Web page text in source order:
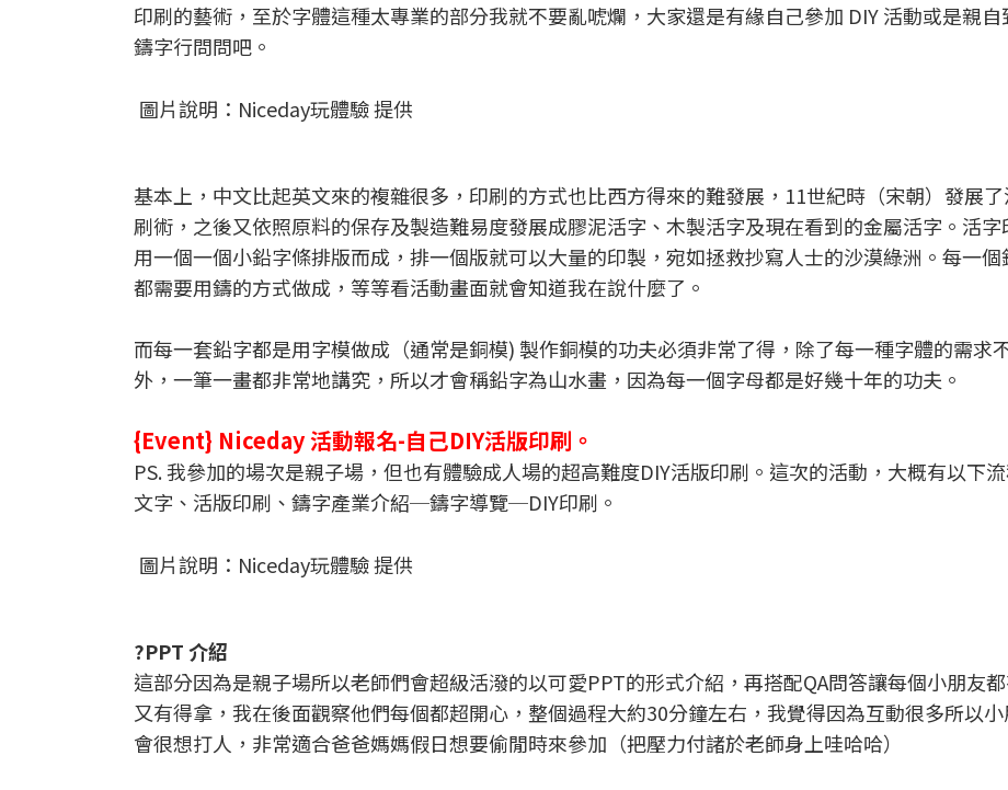
印刷的藝術，至於字體這種太專業的部分我就不要亂唬爛，大家還是有緣自己參加 DIY 活動或是親自
鑄字行問問吧。
圖片說明：Niceday玩體驗 提供
基本上，中文比起英文來的複雜很多，印刷的方式也比西方得來的難發展，11世紀時（宋朝）發展
刷術，之後又依照原料的保存及製造難易度發展成膠泥活字、木製活字及現在看到的金屬活字。活字
用一個一個小鉛字條排版而成，排一個版就可以大量的印製，宛如拯救抄寫人士的沙漠綠洲。每一個
都需要用鑄的方式做成，等等看活動畫面就會知道我在說什麼了。
而每一套鉛字都是用字模做成（通常是銅模) 製作銅模的功夫必須非常了得，除了每一種字體的需求
外，一筆一畫都非常地講究，所以才會稱鉛字為山水畫，因為每一個字母都是好幾十年的功夫。
{Event} Niceday 活動報名-自己DIY活版印刷。
PS. 我參加的場次是親子場，但也有體驗成人場的超高難度DIY活版印刷。這次的活動，大概有以下
文字、活版印刷、鑄字產業介紹─鑄字導覽─DIY印刷。
圖片說明：Niceday玩體驗 提供
?PPT 介紹
這部分因為是親子場所以老師們會超級活潑的以可愛PPT的形式介紹，再搭配QA問答讓每個小朋友
又有得拿，我在後面觀察他們每個都超開心，整個過程大約30分鐘左右，我覺得因為互動很多所以
會很想打人，非常適合爸爸媽媽假日想要偷閒時來參加（把壓力付諸於老師身上哇哈哈）